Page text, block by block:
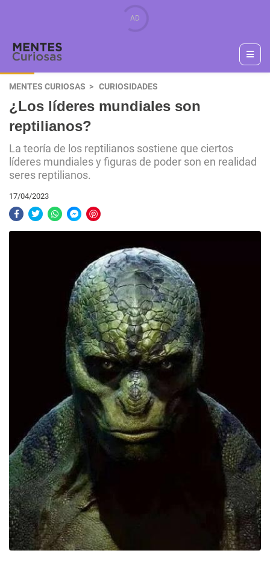
MENTES CURIOSAS CURIOSIDADES
¿Los líderes mundiales son
reptilianos?
La teoría de los reptilianos sostiene que ciertos
líderes mundiales y figuras de poder son en realidad
seres reptilianos.
17/04/2023